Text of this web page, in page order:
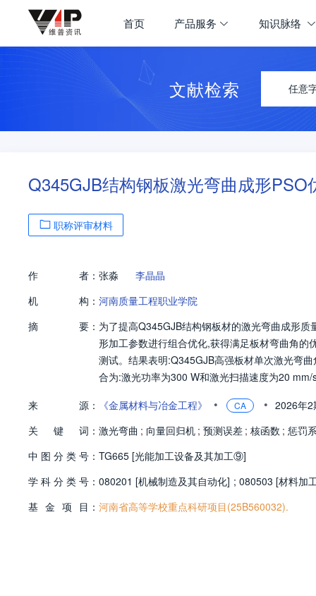
首页 产品服务 知识脉络
文献检索 任意
Q345GJB结构钢板激光弯曲成形PSO
职称评审材料
作 者： 张淼
李晶晶
机
构： 河南质量工程职业学院
摘
要： 为了提高Q345GJB结构钢板材的激光弯曲成形
形加工参数进行组合优化,获得满足板材弯曲角
测试。结果表明:Q345GJB高强板材单次激光弯
合为:激光功率为300 W和激光扫描速度为20
来
源： 《金属材料与冶金工程》 • CA • 2026年
关
键 词： 激光弯曲 ; 向量回归机 ; 预测误差 ; 核函数 ; 惩罚
中 图 分 类 号： TG665 [光能加工设备及其加工⑨]
学 科 分 类 号： 080201 [机械制造及其自动化] ; 080503 [材料加
基 金 项 目： 河南省高等学校重点科研项目(25B560032).